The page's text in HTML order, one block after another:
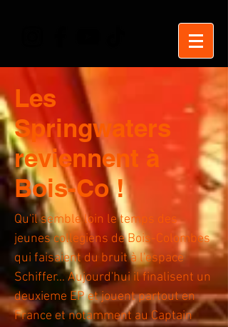
Les
Springwaters
reviennent à
Bois-Co !
Qu'il semble loin le temps des
jeunes collegiens de Bois-Colombes
qui faisaient du bruit à l'espace
Schiffer... Aujourd'hui il finalisent un
deuxieme EP et jouent partout en
France et notamment au Captain